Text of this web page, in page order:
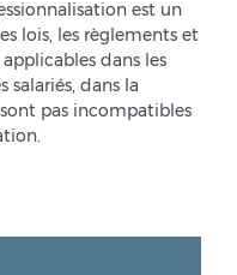
est un
lois, les règlements et
dans les
salariés, dans la
pas incompatibles